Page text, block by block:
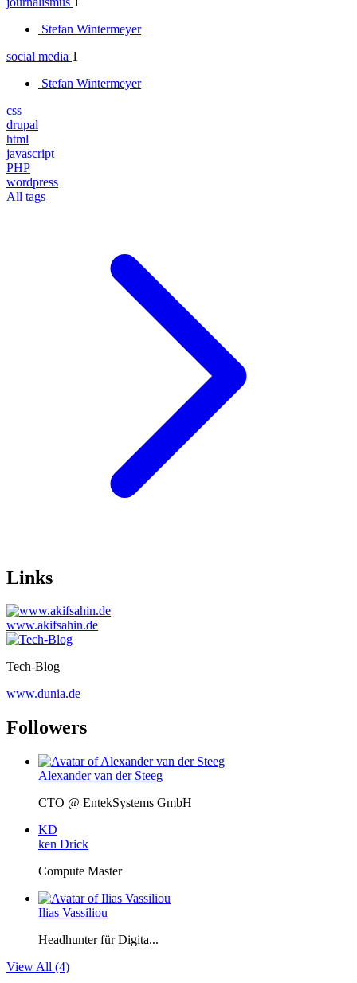
Stefan Wintermeyer
social media 1
Stefan Wintermeyer
css
drupal
html
javascript
PHP
wordpress
All tags
Links
www.akifsahin.de
Tech-Blog
www.dunia.de
Followers
Alexander van der Steeg
CTO @ EntekSystems GmbH
KD
ken Drick
Compute Master
Ilias Vassiliou
Headhunter für Digita...
View All (4)